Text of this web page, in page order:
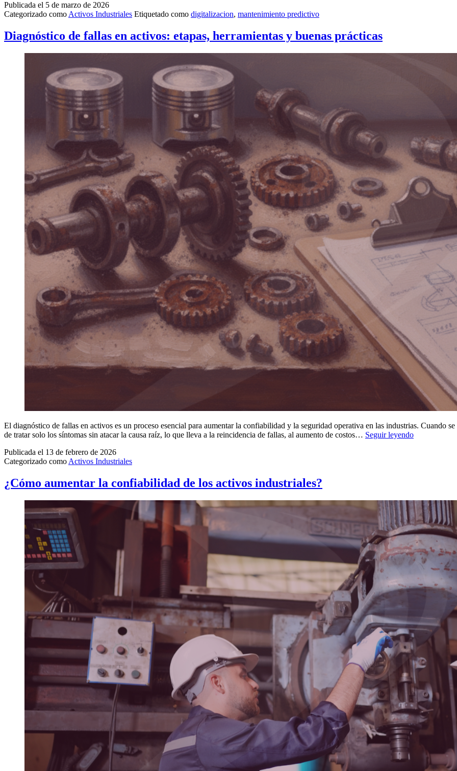
Publicada el 5 de marzo de 2026
Categorizado comoActivos Industriales Etiquetado como digitalizacion, mantenimiento predictivo
Diagnóstico de fallas en activos: etapas, herramientas y buenas prácticas
El diagnóstico de fallas en activos es un proceso esencial para aumentar la confiabilidad y la seguridad operativa en las industrias. Cuando
de tratar solo los síntomas sin atacar la causa raíz, lo que lleva a la reincidencia de fallas, al aumento de costos… Seguir leyendoDiagnóstico
y
buenas
prácticas
Publicada el 13 de febrero de 2026
Categorizado como Activos Industriales
¿Cómo aumentar la confiabilidad de los activos industriales?